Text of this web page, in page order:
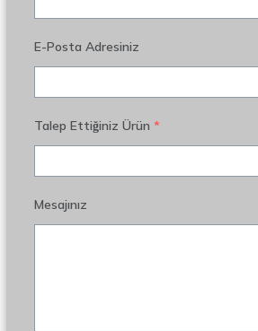
E-Posta Adresiniz
Talep Ettiğiniz Ürün *
Mesajınız